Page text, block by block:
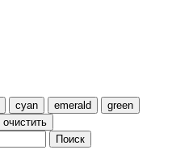
cyan emerald
green
очистить
Поиск